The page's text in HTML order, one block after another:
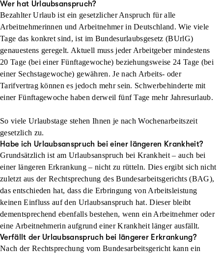
Wer hat Urlaubsanspruch?
Bezahlter Urlaub ist ein gesetzlicher Anspruch für alle
Arbeitnehmerinnen und Arbeitnehmer in Deutschland. Wie viele
Tage das konkret sind, ist im Bundesurlaubsgesetz (BUrlG)
genauestens geregelt. Aktuell muss jeder Arbeitgeber mindestens
20 Tage (bei einer Fünftagewoche) beziehungsweise 24 Tage (bei
einer Sechstagewoche) gewähren. Je nach Arbeits- oder
Tarifvertrag können es jedoch mehr sein. Schwerbehinderte mit
einer Fünftagewoche haben derweil fünf Tage mehr Jahresurlaub.
So viele Urlaubstage stehen Ihnen je nach Wochenarbeitszeit
gesetzlich zu.
Habe ich Urlaubsanspruch bei einer längeren Krankheit?
Grundsätzlich ist am Urlaubsanspruch bei Krankheit – auch bei
einer längeren Erkrankung – nicht zu rütteln. Dies ergibt sich nicht
zuletzt aus der Rechtsprechung des Bundesarbeitsgerichts (BAG),
das entschieden hat, dass die Erbringung von Arbeitsleistung
keinen Einfluss auf den Urlaubsanspruch hat. Dieser bleibt
dementsprechend ebenfalls bestehen, wenn ein Arbeitnehmer oder
eine Arbeitnehmerin aufgrund einer Krankheit länger ausfällt.
Verfällt der Urlaubsanspruch bei längerer Erkrankung?
Nach der Rechtsprechung vom Bundesarbeitsgericht kann ein